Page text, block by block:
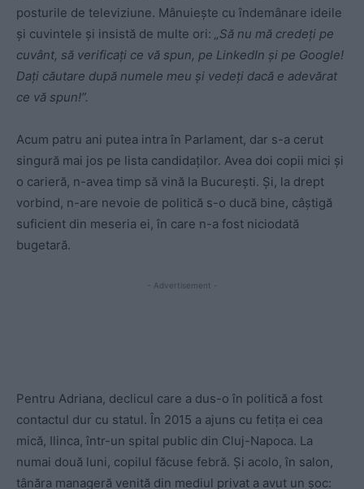
posturile de televiziune. Mânuiește cu îndemânare ideile
și cuvintele și insistă de multe ori: „Să nu mă credeți pe
cuvânt, să verificați ce vă spun, pe LinkedIn și pe Google!
Dați căutare după numele meu și vedeți dacă e adevărat
ce vă spun!”.
Acum patru ani putea intra în Parlament, dar s-a cerut
singură mai jos pe lista candidaților. Avea doi copii mici și
o carieră, n-avea timp să vină la București. Și, la drept
vorbind, n-are nevoie de politică s-o ducă bine, câștigă
suficient din meseria ei, în care n-a fost niciodată
bugetară.
- Advertisement -
Pentru Adriana, declicul care a dus-o în politică a fost
contactul dur cu statul. În 2015 a ajuns cu fetița ei cea
mică, Ilinca, într-un spital public din Cluj-Napoca. La
numai două luni, copilul făcuse febră. Și acolo, în salon,
tânăra manageră venită din mediul privat a avut un șoc: